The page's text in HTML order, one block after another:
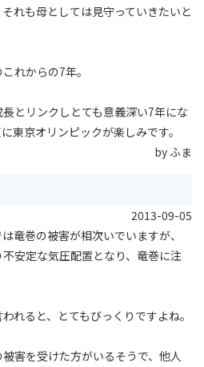
れも母としては見守っていきたいと
れからの7年。
とリンクしとても意義深い7年にな
東京オリンピックが楽しみです。
by ふま
2013-09-05
竜巻の被害が相次いでいますが、
安定な気圧配置となり、竜巻に注
れると、とてもびっくりですよね。
害を受けた方がいるそうで、他人